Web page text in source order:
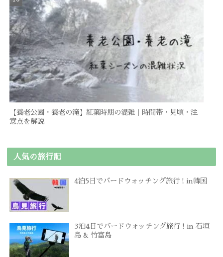
【養老公園・養老の滝】紅葉時期の混雑｜時間帯・見頃・注
意点を解説
人気の旅行記
4泊5日でバードウォッチング旅行 ! in韓国
3泊4日でバードウォッチング旅行 ! in 石垣
島 & 竹富島